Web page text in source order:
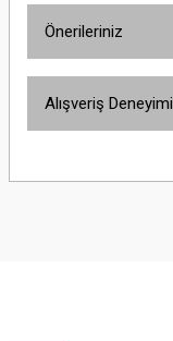
Önerileriniz
yetersiz gördüğünüz
Alışveriş Deneyimi